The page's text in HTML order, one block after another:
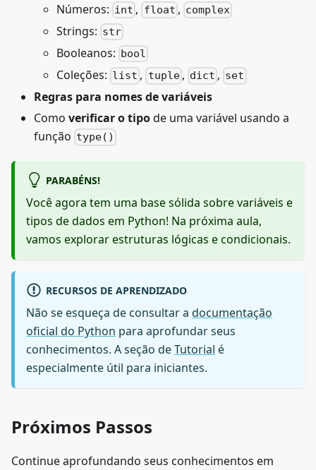
Números: int , float , complex
Strings: str
Booleanos: bool
Coleções: list , tuple , dict , set
Regras para nomes de variáveis
Como verificar o tipode uma variável usando a
função type()
PARABÉNS!
Você agora tem uma base sólida sobre variáveis e
tipos de dados em Python! Na próxima aula,
vamos explorar estruturas lógicas e condicionais.
RECURSOS DE APRENDIZADO
Não se esqueça de consultar a documentação
oficial do Python para aprofundar seus
conhecimentos. A seção deTutorial é
especialmente útil para iniciantes.
Próximos Passos
Continue aprofundando seus conhecimentos em